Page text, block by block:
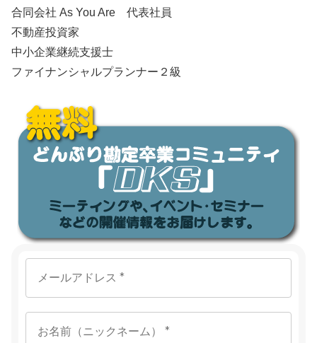
合同会社 As You Are 代表社員
不動産投資家
中小企業継続支援士
ファイナンシャルプランナー２級